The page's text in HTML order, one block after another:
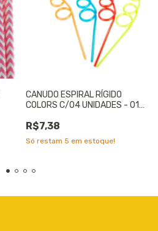
CANUDO ESPIRAL RÍGIDO
COLORS C/04 UNIDADES - 01
R$7,38
Só restam 5 em estoque!